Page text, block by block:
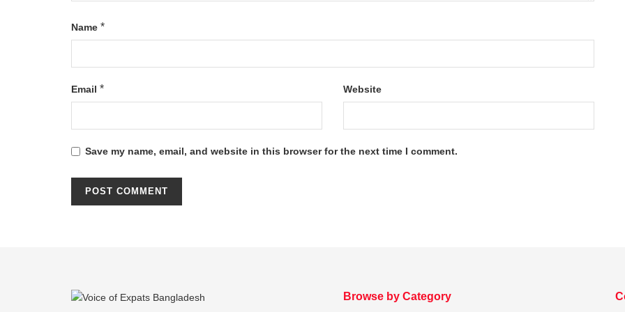
Name *
Email * Website
Save my name, email, and website in this browser for the next time I comment.
Browse by Category